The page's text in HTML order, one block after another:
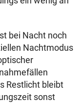
bei Nacht noch
Nachtmodus
Restlicht bleibt
sonst